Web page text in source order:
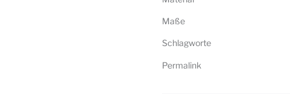
Maße
Schlagworte
Permalink